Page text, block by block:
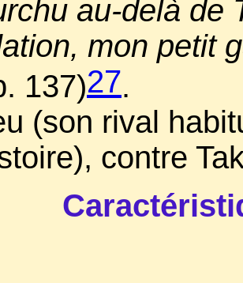
au-delà de
mon petit
137)27.
(son rival
contre